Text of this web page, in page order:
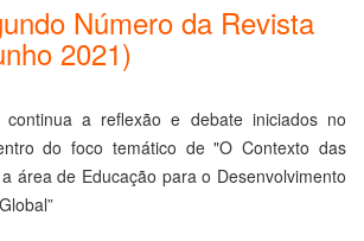
Número da Revista
2021)
continua a reflexão e debate iniciados no
do foco temático de "O Contexto das
área de Educação para o Desenvolvimento